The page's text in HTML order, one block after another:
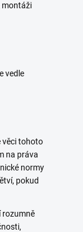
montáži
vedle
věci tohoto
na práva
normy
pokud
rozumně